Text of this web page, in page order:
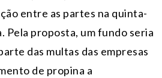
entre as partes na quinta-
Pela proposta, um fundo seria
das multas das empresas
de propina a